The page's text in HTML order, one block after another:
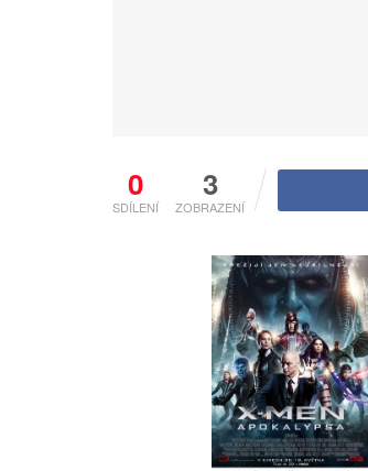
0
SDÍLENÍ
3
ZOBRAZENÍ